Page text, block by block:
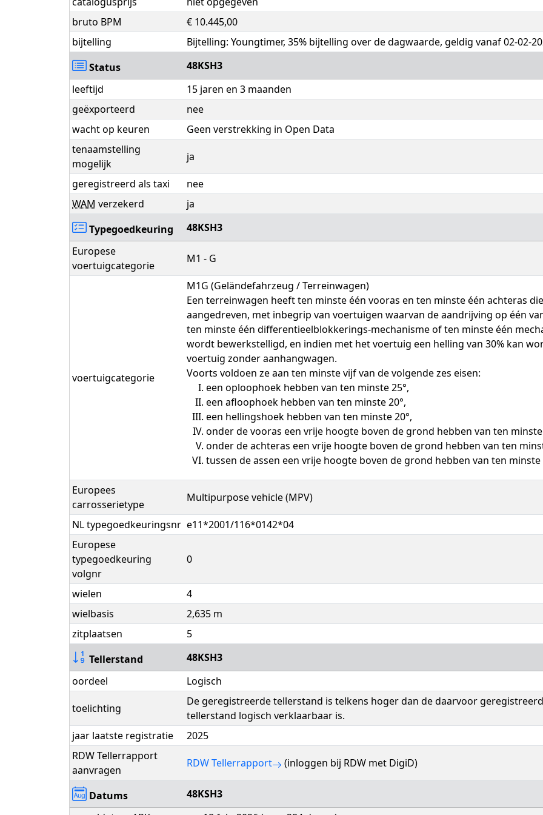
bruto BPM
€ 10.445,00
bijtelling
Bijtelling: Youngtimer, 35% bijtelling over de dagwaarde, geldig vanaf 02-02-
Status
48KSH3
leeftijd
15 jaren en 3 maanden
geëxporteerd
nee
wacht op keuren
Geen verstrekking in Open Data
tenaamstelling
mogelijk
ja
geregistreerd als taxi
nee
WAM verzekerd
ja
Typegoedkeuring
48KSH3
Europese
voertuigcategorie
M1 - G
voertuigcategorie
M1G (Geländefahrzeug / Terreinwagen)
Een terreinwagen heeft ten minste één vooras en ten minste één achteras
aangedreven, met inbegrip van voertuigen waarvan de aandrijving op één
ten minste één differentieelblokkerings-mechanisme of ten minste één
wordt bewerkstelligd, en indien met het voertuig een helling van 30% kan
voertuig zonder aanhangwagen.
Voorts voldoen ze aan ten minste vijf van de volgende zes eisen:
een oploophoek hebben van ten minste 25°,
een afloophoek hebben van ten minste 20°,
een hellingshoek hebben van ten minste 20°,
onder de vooras een vrije hoogte boven de grond hebben van ten
onder de achteras een vrije hoogte boven de grond hebben van ten
tussen de assen een vrije hoogte boven de grond hebben van ten minste
Europees
carrosserietype
Multipurpose vehicle (MPV)
NL typegoedkeuringsnr e11*2001/116*0142*04
Europese
typegoedkeuring
volgnr
0
wielen
4
wielbasis
2,635 m
zitplaatsen
5
Tellerstand
48KSH3
oordeel
Logisch
toelichting
De geregistreerde tellerstand is telkens hoger dan de daarvoor
tellerstand logisch verklaarbaar is.
jaar laatste registratie
2025
RDW Tellerrapport
aanvragen
RDW Tellerrapport (inloggen bij RDW met DigiD)
Datums
48KSH3